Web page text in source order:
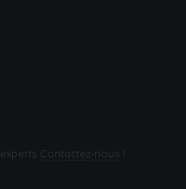
Contactez‑nous !